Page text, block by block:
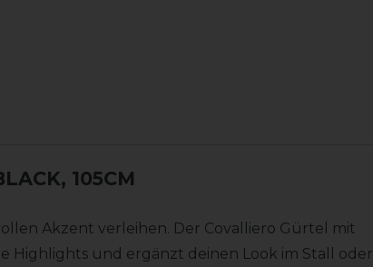
105CM
Akzent verleihen. Der Covalliero Gürtel mit
Highlights und ergänzt deinen Look im Stall oder